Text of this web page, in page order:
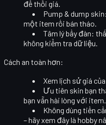
để thổi giá.
Pump & dump skin
một item rồi bán tháo.
Tâm lý bầy đàn:
không kiểm tra dữ liệu.
Cách an toàn hơn:
Xem lịch sử giá
Ưu tiên skin bạn
bạn vẫn hài lòng với item.
Không dùng tiền
– hãy xem đây là hobby